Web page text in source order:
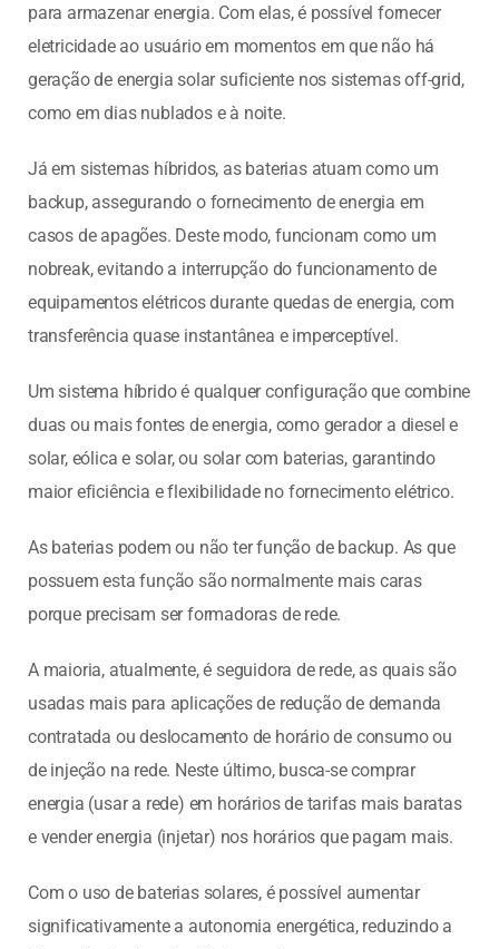
para armazenar energia. Com elas, é possível fornecer
eletricidade ao usuário em momentos em que não há
geração de energia solar suficiente nos sistemas off-grid,
como em dias nublados e à noite.
Já em sistemas híbridos, as baterias atuam como um
backup, assegurando o fornecimento de energia em
casos de apagões. Deste modo, funcionam como um
nobreak, evitando a interrupção do funcionamento de
equipamentos elétricos durante quedas de energia, com
transferência quase instantânea e imperceptível.
Um sistema híbrido é qualquer configuração que combine
duas ou mais fontes de energia, como gerador a diesel e
solar, eólica e solar, ou solar com baterias, garantindo
maior eficiência e flexibilidade no fornecimento elétrico.
As baterias podem ou não ter função de backup. As que
possuem esta função são normalmente mais caras
porque precisam ser formadoras de rede.
A maioria, atualmente, é seguidora de rede, as quais são
usadas mais para aplicações de redução de demanda
contratada ou deslocamento de horário de consumo ou
de injeção na rede. Neste último, busca-se comprar
energia (usar a rede) em horários de tarifas mais baratas
e vender energia (injetar) nos horários que pagam mais.
Com o uso de baterias solares, é possível aumentar
significativamente a autonomia energética, reduzindo a